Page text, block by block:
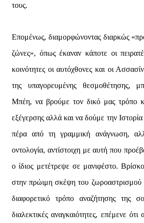
τους.
Επομένως, διαμορφώνοντας διαρκώς
ζώνες», όπως έκαναν κάποτε οι
κοινότητες οι αυτόχθονες και οι
της υπαγορευμένης θεσμοθέτησης,
Μπέη, να βρούμε τον δικό μας τρόπο
εξέγερσης αλλά και να δούμε την
πέρα από τη γραμμική ανάγνωση,
οντολογία, αντίστοιχη με αυτή που
ο ίδιος μετέτρεψε σε μανιφέστο.
στην πρώιμη σκέψη του ζωροαστρισμού
διαφορετικό τρόπο αναζήτησης της
διαλεκτικές αναγκαιότητες, επέμενε ότι